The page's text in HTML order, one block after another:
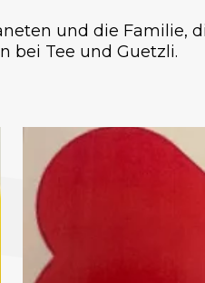
und die Familie,
bei Tee und Guetzli.